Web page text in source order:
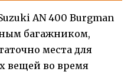
AN 400 Burgman
багажником,
места для
вещей во время